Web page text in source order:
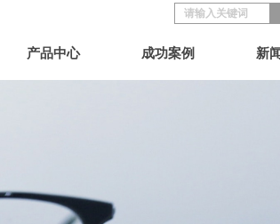
产品中心 成功案例 新